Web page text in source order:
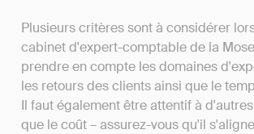
Plusieurs critères sont à considérer
cabinet d'expert-comptable de la
prendre en compte les domaines
les retours des clients ainsi que le
Il faut également être attentif à
que le coût – assurez-vous qu'il